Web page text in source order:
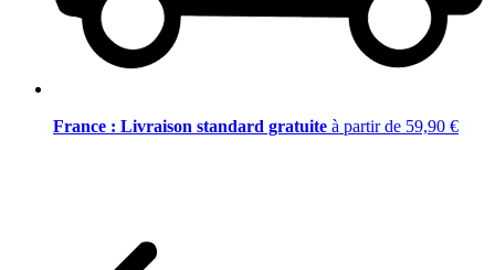
France : Livraison standard gratuite à partir de 59,90 €